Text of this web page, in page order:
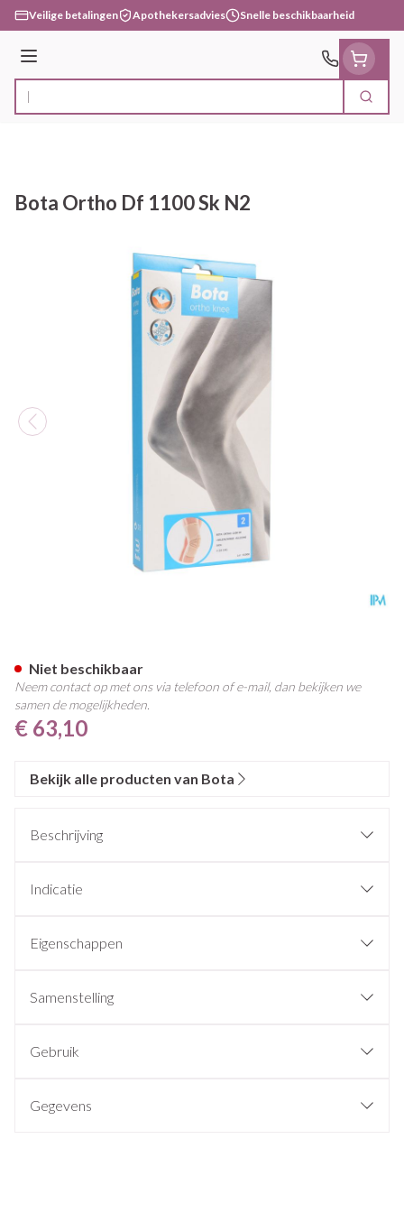
Ga naar de inhoud
Veilige betalingen Apothekersadvies Snelle beschikbaarheid
Menu
Product, merk, categorie... Zoek
Bota Ortho Df 1100 Sk N2
€ 63,10
Niet beschikbaar
Neem contact op met ons via telefoon of e-mail, dan bekijken we
samen de mogelijkheden.
Bekijk alle producten van Bota
Beschrijving
Indicatie
Eigenschappen
Samenstelling
Gebruik
Gegevens